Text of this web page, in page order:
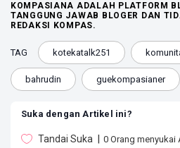
KOMPASIANA ADALAH PLATFORM
TANGGUNG JAWAB BLOGER DAN
REDAKSI KOMPAS.
TAG kotekatalk251
bahrudin guekompasianer
Suka dengan Artikel ini?
Tandai Suka 0 Orang menyukai